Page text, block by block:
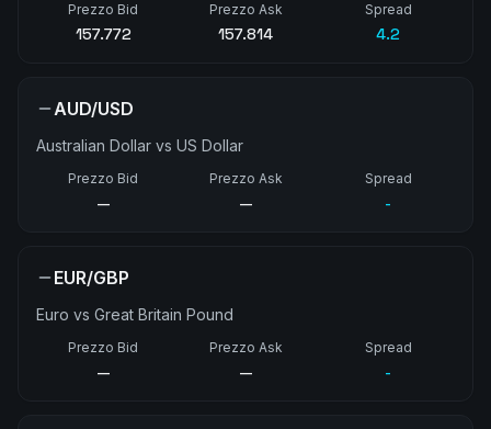
Prezzo Bid
157.772
Prezzo Ask
157.814
Spread
4.2
AUD/USD
Australian Dollar vs US Dollar
Prezzo Bid
—
Prezzo Ask
—
Spread
-
EUR/GBP
Euro vs Great Britain Pound
Prezzo Bid
—
Prezzo Ask
—
Spread
-